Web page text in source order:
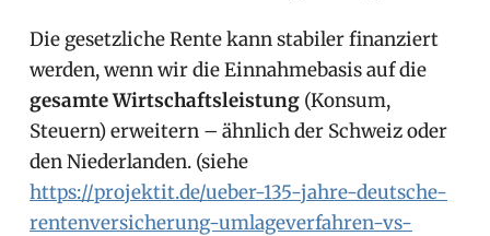
Die gesetzliche Rente kann stabiler finanziert
werden, wenn wir die Einnahmebasis auf die
gesamte Wirtschaftsleistung (Konsum,
Steuern) erweitern – ähnlich der Schweiz oder
den Niederlanden. (siehe
https://projektit.de/ueber-135-jahre-deutsche-
rentenversicherung-umlageverfahren-vs-